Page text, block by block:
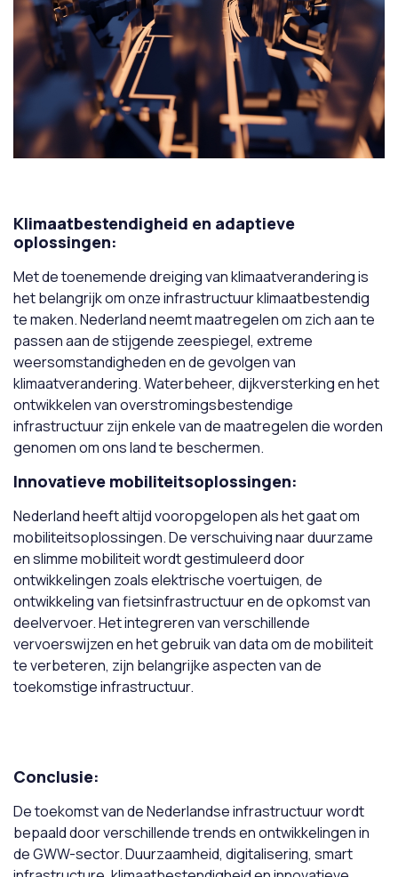
Klimaatbestendigheid en adaptieve
oplossingen:
Met de toenemende dreiging van klimaatverandering is
het belangrijk om onze infrastructuur klimaatbestendig
te maken. Nederland neemt maatregelen om zich aan te
passen aan de stijgende zeespiegel, extreme
weersomstandigheden en de gevolgen van
klimaatverandering. Waterbeheer, dijkversterking en het
ontwikkelen van overstromingsbestendige
infrastructuur zijn enkele van de maatregelen die worden
genomen om ons land te beschermen.
Innovatieve mobiliteitsoplossingen:
Nederland heeft altijd vooropgelopen als het gaat om
mobiliteitsoplossingen. De verschuiving naar duurzame
en slimme mobiliteit wordt gestimuleerd door
ontwikkelingen zoals elektrische voertuigen, de
ontwikkeling van fietsinfrastructuur en de opkomst van
deelvervoer. Het integreren van verschillende
vervoerswijzen en het gebruik van data om de mobiliteit
te verbeteren, zijn belangrijke aspecten van de
toekomstige infrastructuur.
Conclusie:
De toekomst van de Nederlandse infrastructuur wordt
bepaald door verschillende trends en ontwikkelingen in
de GWW-sector. Duurzaamheid, digitalisering, smart